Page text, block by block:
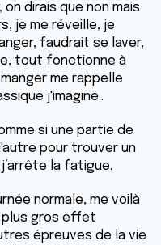
dirais que non mais
je me réveille, je
faudrait se laver,
tout fonctionne à
me rappelle
j'imagine..
si une partie de
pour trouver un
la fatigue.
normale, me voilà
plus gros effet
épreuves de la vie